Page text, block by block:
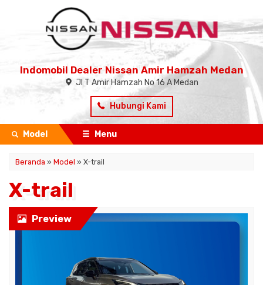
Indomobil Dealer Nissan Amir Hamzah Medan
Jl T Amir Hamzah No 16 A Medan
Hubungi Kami
Model Menu
Beranda » Model » X-trail
X-trail
Preview